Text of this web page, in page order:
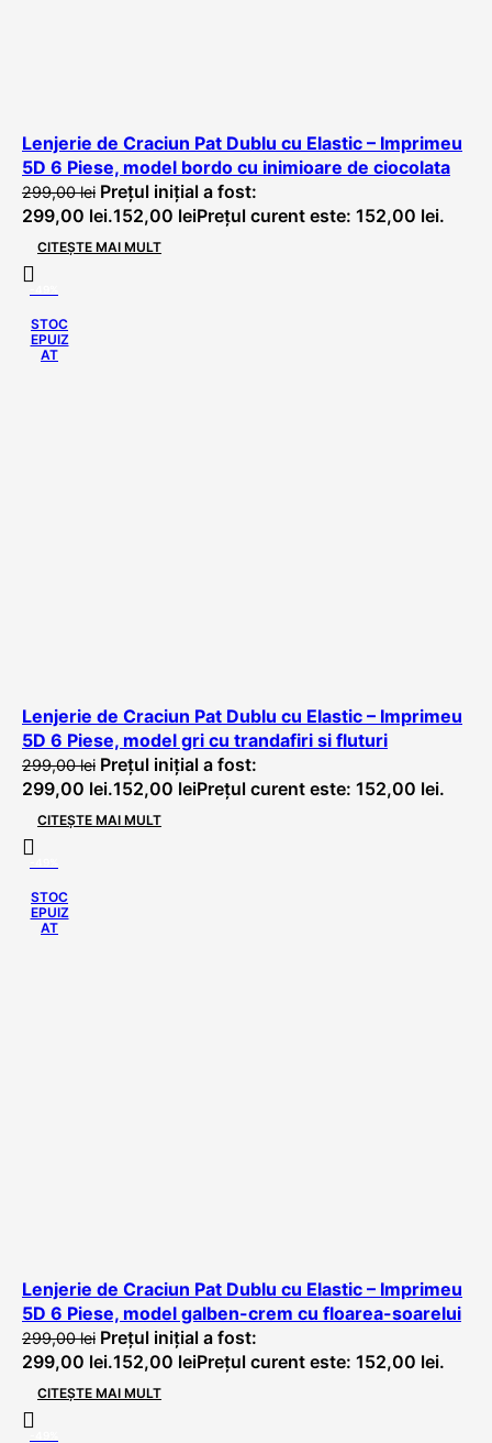
Lenjerie de Craciun Pat Dublu cu Elastic – Imprimeu
5D 6 Piese, model bordo cu inimioare de ciocolata
299,00lei Prețul inițial a fost:
299,00 lei.152,00 leiPrețul curent este: 152,00 lei.
CITEȘTE MAI MULT
STOC
EPUIZ
AT
Lenjerie de Craciun Pat Dublu cu Elastic – Imprimeu
5D 6 Piese, model gri cu trandafiri si fluturi
299,00lei Prețul inițial a fost:
299,00 lei.152,00 leiPrețul curent este: 152,00 lei.
CITEȘTE MAI MULT
STOC
EPUIZ
AT
Lenjerie de Craciun Pat Dublu cu Elastic – Imprimeu
5D 6 Piese, model galben-crem cu floarea-soarelui
299,00lei Prețul inițial a fost:
299,00 lei.152,00 leiPrețul curent este: 152,00 lei.
CITEȘTE MAI MULT